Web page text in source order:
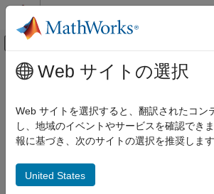
コンテンツへスキップ
オフキャンバス ナビ
ドキュメンテーションのホーム
Image Processing Toolbox
インポート、エクスポートおよび変換
メインコンテンツ
ROI およびマスクから
きのブロック化された
作成
この例では、一連の ROI からラベル付き
Web サイトの選択
Web サイトを選択すると、翻訳されたコン
し、地域のイベントやサービスを確認でき
報に基づき、次のサイトの選択を推奨しま
United States